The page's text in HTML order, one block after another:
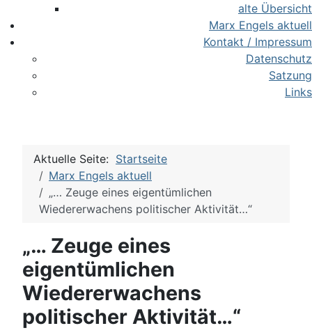
alte Übersicht
Marx Engels aktuell
Kontakt / Impressum
Datenschutz
Satzung
Links
Aktuelle Seite: Startseite
Marx Engels aktuell
„… Zeuge eines eigentümlichen
Wiedererwachens politischer Aktivität…“
„… Zeuge eines
eigentümlichen
Wiedererwachens
politischer Aktivität…“